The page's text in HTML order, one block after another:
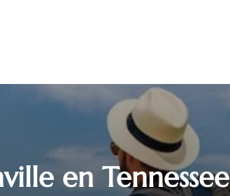
en Tennessee